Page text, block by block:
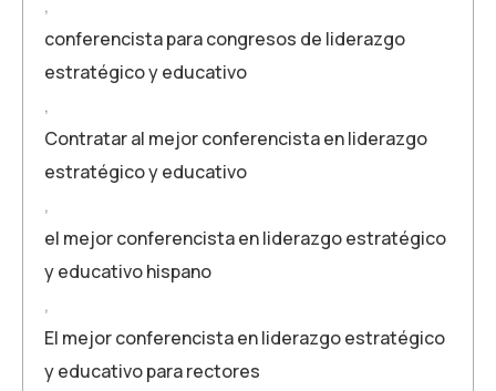
,
conferencista para congresos de liderazgo
estratégico y educativo
,
Contratar al mejor conferencista en liderazgo
estratégico y educativo
,
el mejor conferencista en liderazgo estratégico
y educativo hispano
,
El mejor conferencista en liderazgo estratégico
y educativo para rectores